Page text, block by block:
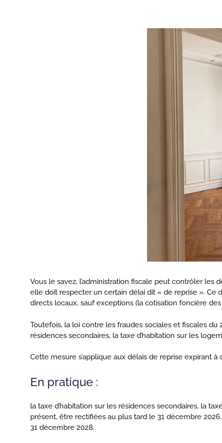
Vous le savez, l’administration fiscale peut contrôler les
elle doit respecter un certain délai dit « de reprise ». Ce
directs locaux, sauf exceptions (la cotisation foncière
Toutefois, la loi contre les fraudes sociales et fiscales
résidences secondaires, la taxe d’habitation sur les
Cette mesure s’applique aux délais de reprise expirant
En pratique :
la taxe d’habitation sur les résidences secondaires, la
présent, être rectifiées au plus tard le 31 décembre
31 décembre 2028.